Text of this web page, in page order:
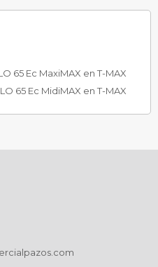
65 Ec MaxiMAX en T-MAX
65 Ec MidiMAX en T-MAX